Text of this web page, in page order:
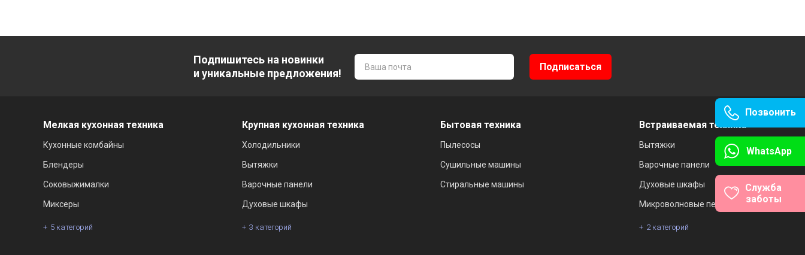
Подпишитесь на новинки
и уникальные предложения!
Мелкая кухонная техника
Кухонные комбайны
Блендеры
Соковыжималки
Миксеры
5 категорий
Крупная кухонная техника
Холодильники
Вытяжки
Варочные панели
Духовые шкафы
3 категорий
Бытовая техника
Пылесосы
Сушильные машины
Стиральные машины
Встраиваемая техника
Вытяжки
Варочные панели
Духовые шкафы
Микроволновые печи
2 категорий
Позвонить
WhatsApp
Служба
заботы